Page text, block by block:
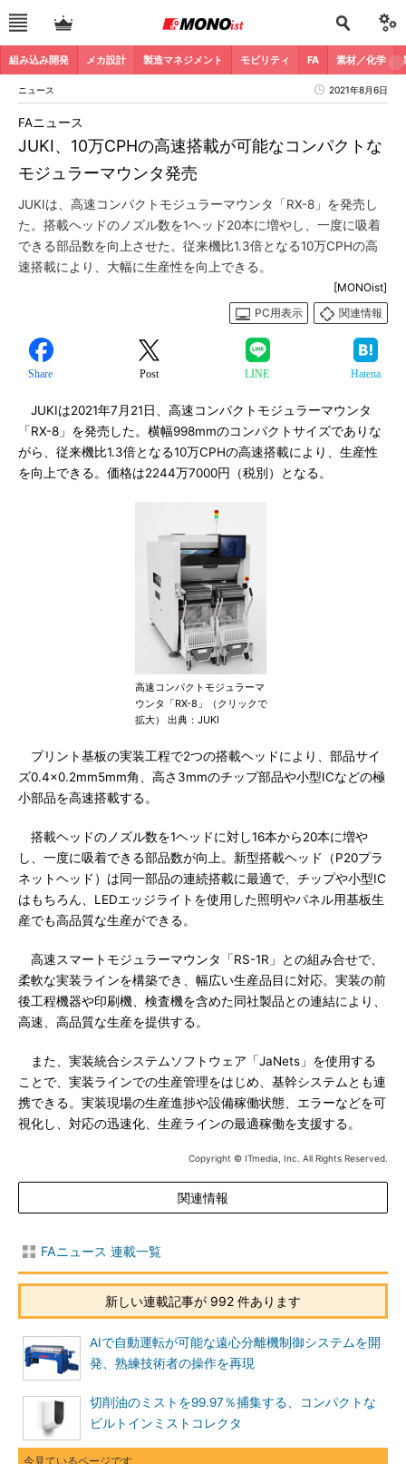
組み込み開発 メカ設計 製造マネジメント モビリティ FA 素材／化学
ニュース 2021年8月6日
JUKI、10万CPHの高速搭載が可能なコンパクトな
モジュラーマウンタ発売
FAニュース
JUKIは、高速コンパクトモジュラーマウンタ「RX-8」を発売し
た。搭載ヘッドのノズル数を1ヘッド20本に増やし、一度に吸着
できる部品数を向上させた。従来機比1.3倍となる10万CPHの高
速搭載により、大幅に生産性を向上できる。
[MONOist]
PC用表示
関連情報
Share Post LINE Hatena
JUKIは2021年7月21日、高速コンパクトモジュラーマウンタ
「RX-8」を発売した。横幅998mmのコンパクトサイズでありな
がら、従来機比1.3倍となる10万CPHの高速搭載により、生産性
を向上できる。価格は2244万7000円（税別）となる。
高速コンパクトモジュラーマ
ウンタ「RX-8」（クリックで
拡大） 出典：JUKI
プリント基板の実装工程で2つの搭載ヘッドにより、部品サイ
ズ0.4×0.2mm5mm角、高さ3mmのチップ部品や小型ICなどの極
小部品を高速搭載する。
搭載ヘッドのノズル数を1ヘッドに対し16本から20本に増や
し、一度に吸着できる部品数が向上。新型搭載ヘッド（P20プラ
ネットヘッド）は同一部品の連続搭載に最適で、チップや小型IC
はもちろん、LEDエッジライトを使用した照明やパネル用基板生
産でも高品質な生産ができる。
高速スマートモジュラーマウンタ「RS-1R」との組み合せで、
柔軟な実装ラインを構築でき、幅広い生産品目に対応。実装の前
後工程機器や印刷機、検査機を含めた同社製品との連結により、
高速、高品質な生産を提供する。
また、実装統合システムソフトウェア「JaNets」を使用する
ことで、実装ラインでの生産管理をはじめ、基幹システムとも連
携できる。実装現場の生産進捗や設備稼働状態、エラーなどを可
視化し、対応の迅速化、生産ラインの最適稼働を支援する。
Copyright © ITmedia, Inc. All Rights Reserved.
関連情報
FAニュース 連載一覧
新しい連載記事が 992 件あります
AIで自動運転が可能な遠心分離機制御システムを開
発、熟練技術者の操作を再現
切削油のミストを99.97％捕集する、コンパクトな
ビルトインミストコレクタ